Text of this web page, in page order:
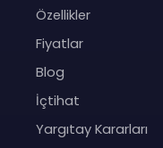
Özellikler
Fiyatlar
Blog
İçtihat
Yargıtay Kararları